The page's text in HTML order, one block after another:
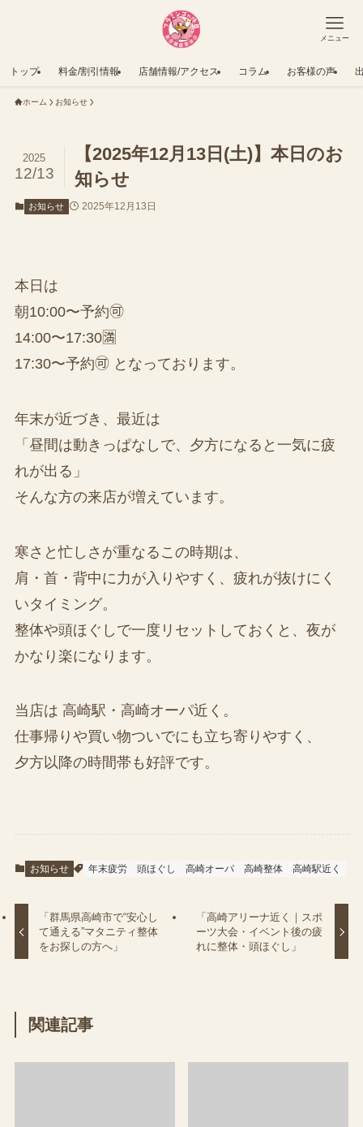
メニュー
トップ 料金/割引情報 店舗情報/アクセス コラム お客様の声
ホーム お知らせ
【2025年12月13日(土)】本日のお
知らせ
2025
12/13
お知らせ 2025年12月13日
本日は
朝10:00〜予約🉑
14:00〜17:30🈵
17:30〜予約🉑 となっております。
年末が近づき、最近は
「昼間は動きっぱなしで、夕方になると一気に疲
れが出る」
そんな方の来店が増えています。
寒さと忙しさが重なるこの時期は、
肩・首・背中に力が入りやすく、疲れが抜けにく
いタイミング。
整体や頭ほぐしで一度リセットしておくと、夜が
かなり楽になります。
当店は 高崎駅・高崎オーパ近く。
仕事帰りや買い物ついでにも立ち寄りやすく、
夕方以降の時間帯も好評です。
お知らせ 年末疲労 頭ほぐし 高崎オーパ 高崎整体 高崎駅近く
「群馬県高崎市で“安心し
て通える”マタニティ整体
をお探しの方へ」
「高崎アリーナ近く｜スポ
ーツ大会・イベント後の疲
れに整体・頭ほぐし」
関連記事